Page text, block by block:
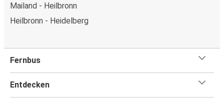
Mailand - Heilbronn
Heilbronn - Heidelberg
Fernbus
Entdecken